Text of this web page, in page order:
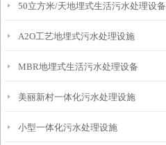
50立方米/天地埋式生活污水处理设备
A2O工艺地埋式污水处理设施
MBR地埋式生活污水处理设备
美丽新村一体化污水处理设施
小型一体化污水处理设施